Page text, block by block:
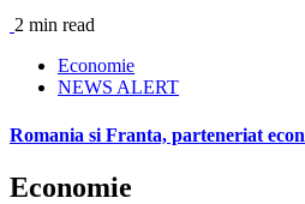
2 min read
Economie
NEWS ALERT
Romania si Franta, parteneriat
Economie